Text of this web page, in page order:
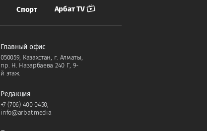
Спорт Арбат TV
Главный офис
050059, Казахстан, г. Алматы,
пр. Н. Назарбаева 240 Г, 9-
й этаж.
Редакция
+7 (706) 400 0450
info@arbat.media